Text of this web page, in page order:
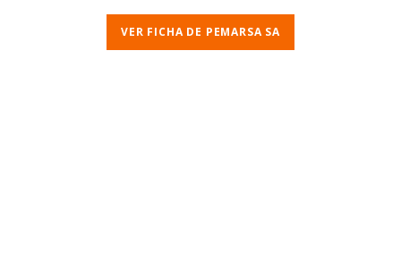
VER FICHA DE PEMARSA SA